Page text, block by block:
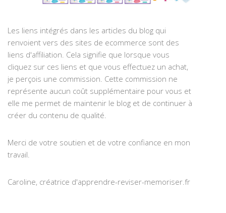
Les liens intégrés dans les articles du blog qui
renvoient vers des sites de ecommerce sont des
liens d'affiliation. Cela signifie que lorsque vous
cliquez sur ces liens et que vous effectuez un achat,
je perçois une commission. Cette commission ne
représente aucun coût supplémentaire pour vous et
elle me permet de maintenir le blog et de continuer à
créer du contenu de qualité.
Merci de votre soutien et de votre confiance en mon
travail.
Caroline, créatrice d'apprendre-reviser-memoriser.fr